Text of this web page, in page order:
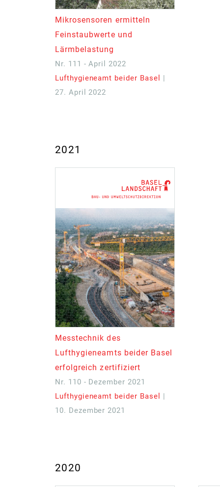
Mikrosensoren ermitteln
Feinstaubwerte und
Lärmbelastung
Nr. 111 - April 2022
Lufthygieneamt beider Basel
|
27. April 2022
2021
Messtechnik des
Lufthygieneamts beider Basel
erfolgreich zertifiziert
Nr. 110 - Dezember 2021
Lufthygieneamt beider Basel
|
10. Dezember 2021
2020